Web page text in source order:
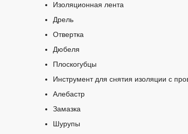
Изоляционная лента
Дрель
Отвертка
Дюбеля
Плоскогубцы
Инструмент для снятия изоляции с
Алебастр
Замазка
Шурупы